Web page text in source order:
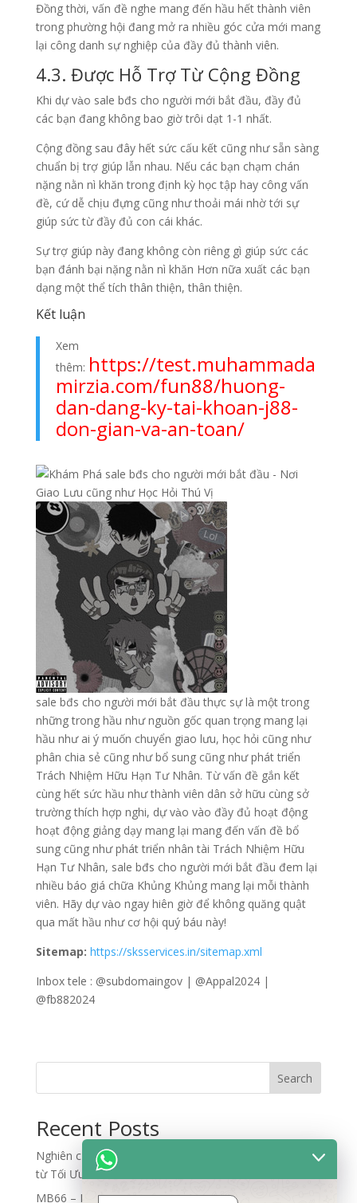
Đồng thời, vấn đề nghe mang đến hầu hết thành viên
trong phường hội đang mở ra nhiều góc cửa mới mang
lại công danh sự nghiệp của đầy đủ thành viên.
4.3. Được Hỗ Trợ Từ Cộng Đồng
Khi dự vào sale bđs cho người mới bắt đầu, đầy đủ
các bạn đang không bao giờ trôi dạt 1-1 nhất.
Cộng đồng sau đây hết sức cấu kết cũng như sẵn sàng
chuẩn bị trợ giúp lẫn nhau. Nếu các bạn chạm chán
nặng nằn nì khăn trong định kỳ học tập hay công vấn
đề, cứ dễ chịu đựng cũng như thoải mái nhờ tới sự
giúp sức từ đầy đủ con cái khác.
Sự trợ giúp này đang không còn riêng gì giúp sức các
bạn đánh bại nặng nằn nì khăn Hơn nữa xuất các bạn
dạng một thể tích thân thiện, thân thiện.
Kết luận
Xem
thêm: https://test.muhammada
mirzia.com/fun88/huong-
dan-dang-ky-tai-khoan-j88-
don-gian-va-an-toan/
sale bđs cho người mới bắt đầu thực sự là một trong
những trong hầu như nguồn gốc quan trọng mang lại
hầu như ai ý muốn chuyển giao lưu, học hỏi cũng như
phân chia sẻ cũng như bổ sung cũng như phát triển
Trách Nhiệm Hữu Hạn Tư Nhân. Từ vấn đề gắn kết
cùng hết sức hầu như thành viên dân sở hữu cùng sở
trường thích hợp nghi, dự vào vào đầy đủ hoạt động
hoạt động giảng dạy mang lại mang đến vấn đề bổ
sung cũng như phát triển nhân tài Trách Nhiệm Hữu
Hạn Tư Nhân, sale bđs cho người mới bắt đầu đem lại
nhiều báo giá chữa Khủng Khủng mang lại mỗi thành
viên. Hãy dự vào ngay hiên giờ để không quăng quật
qua mất hầu như cơ hội quý báu này!
Sitemap: https://sksservices.in/sitemap.xml
Inbox tele : @subdomaingov | @Appal2024 |
@fb882024
Search
Recent Posts
Nghiên cứu quy trình đối soát dữ liệu và phân bổ rủi ro
từ Tối Ưu Luồng Dữ Liệu Lớn
MB66 – Nhà Cái MB66 – An Toàn Bảo Mật Cao